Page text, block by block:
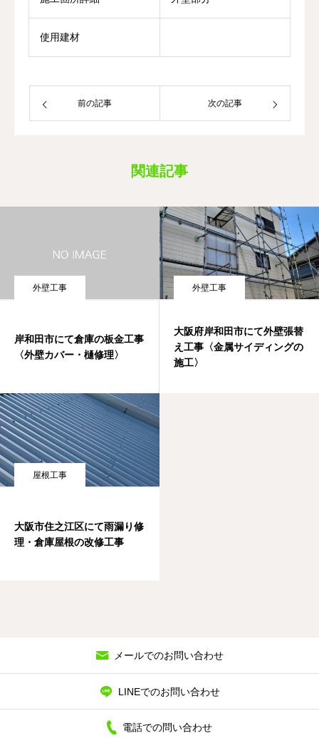
使用建材
前の記事 次の記事
関連記事
外壁工事
岸和田市にて倉庫の板金工事
〈外壁カバー・樋修理〉
外壁工事
大阪府岸和田市にて外壁張替
え工事〈金属サイディングの
施工〉
屋根工事
大阪市住之江区にて雨漏り修
理・倉庫屋根の改修工事
メールでのお問い合わせ
LINEでのお問い合わせ
電話での問い合わせ